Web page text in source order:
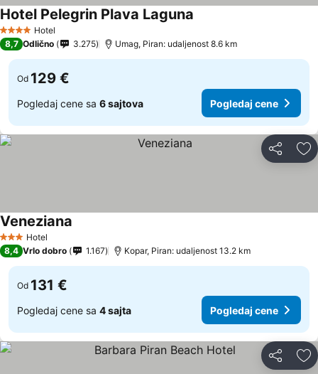
4 ZvezdiceHotel
Hotel Pelegrin Plava Laguna
8,7 Odlično 3.275 Umag, Piran: udaljenost 8.6 km
Od 129 €
Pogledaj cene sa 6 sajtova Pogledaj cene
Deli
3 Zvezdice
Hotel
Veneziana
8,4 Vrlo dobro 1.167 Kopar, Piran: udaljenost 13.2 km
Od 131 €
Pogledaj cene sa 4 sajta Pogledaj cene
Deli